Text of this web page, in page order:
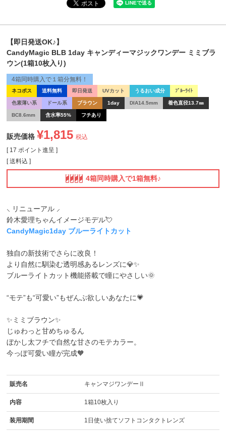
【即日発送OK♪】
CandyMagic BLB 1day キャンディーマジックワンデー ミミブラ
ウン(1箱10枚入り)
ネコポス 送料無料 即日発送 UVカット うるおい成分 ﾌﾞﾙｰﾗｲﾄ
色素薄い系 ドール系 ブラウン 1day DIA14.5mm 着色直径13.7㎜
BC8.6mm 含水率55% フチあり
4箱同時購入で１箱分無料！
販売価格 ¥1,815 税込
[ 17 ポイント進呈 ]
送料込
4箱同時購入で1箱無料♪
⸜ リニューアル ⸝
鈴木愛理ちゃんイメージモデル💘
CandyMagic1day ブルーライトカット
独自の新技術でさらに改良！
より自然に馴染む透明感あるレンズに💎✨
ブルーライトカット機能搭載で瞳にやさしい🌞
“モテ”も“可愛い”もぜんぶ欲しいあなたに💗
✨ミミブラウン✨
じゅわっと甘めちゅるん
ぼかし太フチで自然な甘さのモテカラー。
今っぽ可愛い瞳が完成🧡
販売名 キャンマジワンデーⅡ
内容 1箱10枚入り
装用期間 1日使い捨てソフトコンタクトレンズ